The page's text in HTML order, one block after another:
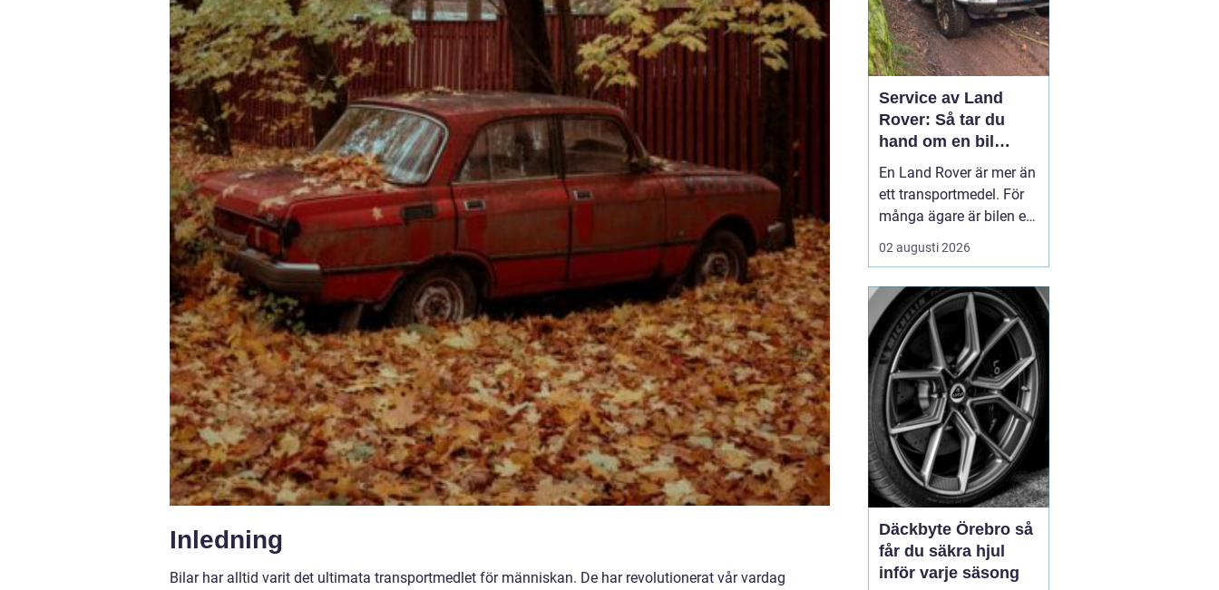
Inledning
Bilar har alltid varit det ultimata transportmedlet för människan. De har revolutionerat vår vardag
Service av Land
Rover: Så tar du
hand om en bil
byggd för tuffa
uppdrag
En Land Rover är mer än
ett transportmedel. För
många ägare är bilen ett
arbetsredskap, ett
fritidsprojekt och en del
spelar service en
avgörande roll. Rätt
skött kan...
02 augusti 2026
Däckbyte Örebro så
får du säkra hjul
inför varje säsong